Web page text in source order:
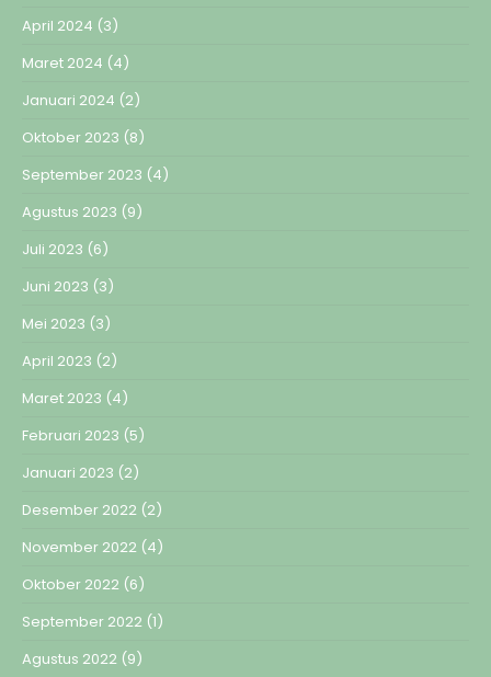
April 2024 (3)
Maret 2024 (4)
Januari 2024 (2)
Oktober 2023 (8)
September 2023 (4)
Agustus 2023 (9)
Juli 2023 (6)
Juni 2023 (3)
Mei 2023 (3)
April 2023 (2)
Maret 2023 (4)
Februari 2023 (5)
Januari 2023 (2)
Desember 2022 (2)
November 2022 (4)
Oktober 2022 (6)
September 2022 (1)
Agustus 2022 (9)